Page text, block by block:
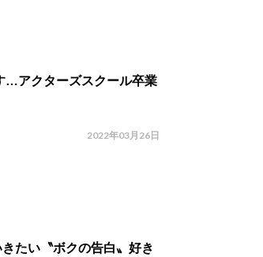
…アクターズスクール卒業
2022年03月26日
たい〝ボクの告白〟好き